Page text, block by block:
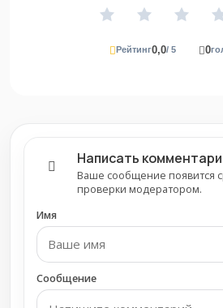
Рейтинг0,0/ 5 0
Написать
Ваше сообщение появится
проверки модератором.
Имя
Сообщение